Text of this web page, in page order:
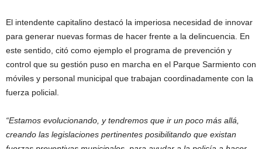
El intendente capitalino destacó la imperiosa necesidad de innovar
para generar nuevas formas de hacer frente a la delincuencia. En
este sentido, citó como ejemplo el programa de prevención y
control que su gestión puso en marcha en el Parque Sarmiento con
móviles y personal municipal que trabajan coordinadamente con la
fuerza policial.
“Estamos evolucionando, y tendremos que ir un poco más allá,
creando las legislaciones pertinentes posibilitando que existan